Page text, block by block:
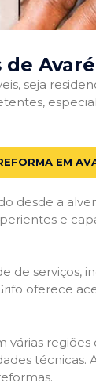
seja
EM
desde a
e
de serviços,
oferece
técnicas.